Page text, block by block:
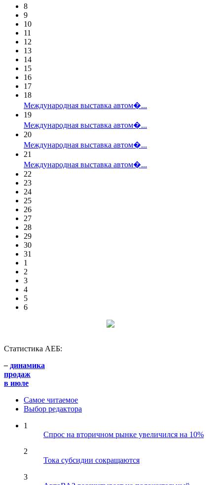
8
9
10
11
12
13
14
15
16
17
18
Международная выставка автом�...
19
Международная выставка автом�...
20
Международная выставка автом�...
21
Международная выставка автом�...
22
23
24
25
26
27
28
29
30
31
1
2
3
4
5
6
Статистика АЕБ:
– динамика
продаж
в июле
Самое читаемое
Выбор редактора
1
Спрос на вторичном рынке увеличился на 10%
2
Тока субсидии сокращаются
3